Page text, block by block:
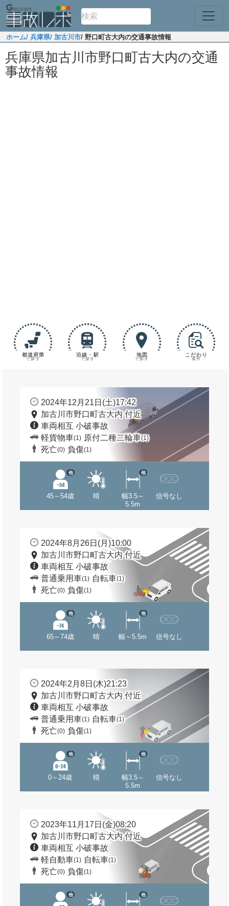
ホーム/ 兵庫県/ 加古川市/ 野口町古大内の交通事故情報
兵庫県加古川市野口町古大内の交通
事故情報
都道府県
で探す
沿線・駅
で探す
地図
で探す
こだわり
条件
2024年12月21日(土)17:42
加古川市野口町古大内 付近
車両相互 小破事故
軽貨物車(1) 原付二種二輪車(1)
死亡(0) 負傷(1)
45～54歳
他
晴
幅3.5～
5.5m
他
信号なし
2024年8月26日(月)10:00
加古川市野口町古大内 付近
車両相互 小破事故
普通乗用車(1) 自転車(1)
死亡(0) 負傷(1)
65～74歳
他
晴 幅～5.5m
他
信号なし
2024年2月8日(木)21:23
加古川市野口町古大内 付近
車両相互 小破事故
普通乗用車(1) 自転車(1)
死亡(0) 負傷(1)
0～24歳
他
晴
幅3.5～
5.5m
他
信号なし
2023年11月17日(金)08:20
加古川市野口町古大内 付近
車両相互 小破事故
軽自動車(1) 自転車(1)
死亡(0) 負傷(1)
他 他